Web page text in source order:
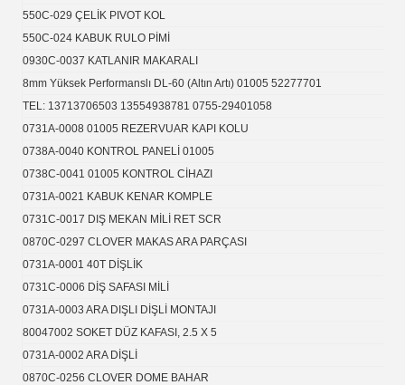
550C-029 ÇELİK PIVOT KOL
550C-024 KABUK RULO PİMİ
0930C-0037 KATLANIR MAKARALI
8mm Yüksek Performanslı DL-60 (Altın Artı) 01005 52277701
TEL: 13713706503 13554938781 0755-29401058
0731A-0008 01005 REZERVUAR KAPI KOLU
0738A-0040 KONTROL PANELİ 01005
0738C-0041 01005 KONTROL CİHAZI
0731A-0021 KABUK KENAR KOMPLE
0731C-0017 DIŞ MEKAN MİLİ RET SCR
0870C-0297 CLOVER MAKAS ARA PARÇASI
0731A-0001 40T DİŞLİK
0731C-0006 DİŞ SAFASI MİLİ
0731A-0003 ARA DIŞLI DİŞLİ MONTAJI
80047002 SOKET DÜZ KAFASI, 2.5 X 5
0731A-0002 ARA DİŞLİ
0870C-0256 CLOVER DOME BAHAR